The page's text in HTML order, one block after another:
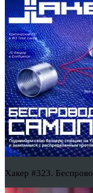
Хакер #323.